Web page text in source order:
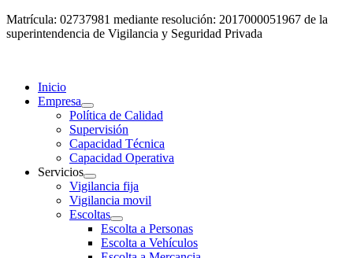
Matrícula: 02737981 mediante resolución: 2017000051967 de la
superintendencia de Vigilancia y Seguridad Privada
Inicio
Empresa
Política de Calidad
Supervisión
Capacidad Técnica
Capacidad Operativa
Servicios
Vigilancia fija
Vigilancia movil
Escoltas
Escolta a Personas
Escolta a Vehículos